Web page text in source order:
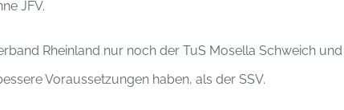
JFV.
Rheinland nur noch der TuS Mosella Schweich
Voraussetzungen haben, als der SSV.